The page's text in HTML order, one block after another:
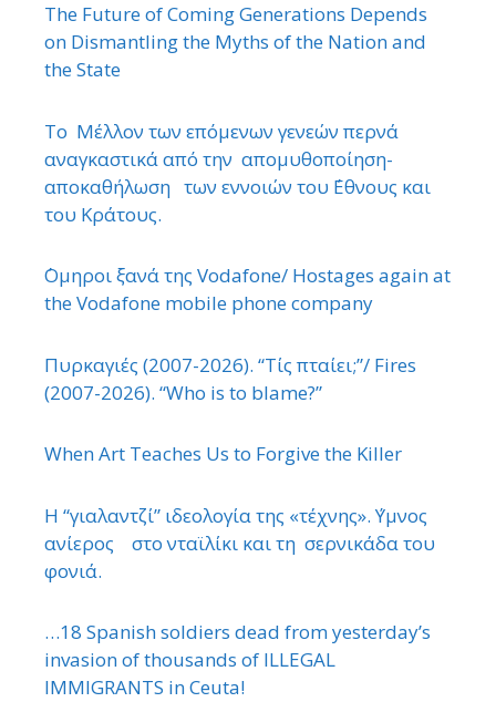
The Future of Coming Generations Depends
on Dismantling the Myths of the Nation and
the State
Το Μέλλον των επόμενων γενεών περνά
αναγκαστικά από την απομυθοποίηση-
αποκαθήλωση των εννοιών του ΄Εθνους και
του Κράτους.
΄Ομηροι ξανά της Vodafone/ Hostages again at
the Vodafone mobile phone company
Πυρκαγιές (2007-2026). “Τίς πταίει;”/ Fires
(2007-2026). “Who is to blame?”
When Art Teaches Us to Forgive the Killer
Η “γιαλαντζί” ιδεολογία της «τέχνης». ΄Υμνος
ανίερος στο νταϊλίκι και τη σερνικάδα του
φονιά.
…18 Spanish soldiers dead from yesterday’s
invasion of thousands of ILLEGAL
IMMIGRANTS in Ceuta!